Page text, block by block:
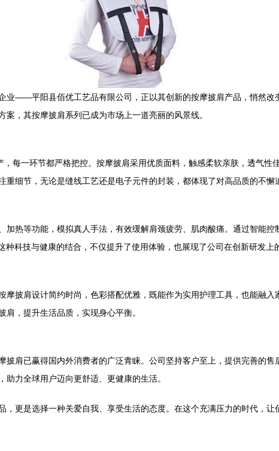
业——平阳县佰优工艺品有限公司，正以其创新的按摩披肩产品，悄然
，其按摩披肩系列已成为市场上一道亮丽的风景线。
每一环节都严格把控。按摩披肩采用优质面料，触感柔软亲肤，透气
细节，无论是缝线工艺还是电子元件的封装，都体现了对高品质的不懈
热等功能，模拟真人手法，有效缓解肩颈疲劳、肌肉酸痛。通过智能
科技与健康的结合，不仅提升了使用体验，也展现了公司在创新研发上
披肩设计简约时尚，色彩搭配优雅，既能作为实用护理工具，也能融入
，提升生活品质，实现身心平衡。
肩已赢得国内外消费者的广泛青睐。公司坚持客户至上，提供完善的
力全球用户迈向更舒适、更健康的生活。
更是选择一种关爱自我、享受生活的态度。在这个充满压力的时代，让